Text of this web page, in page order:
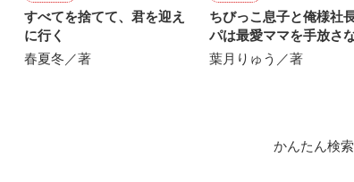
すべてを捨てて、君を迎え
に行く
春夏冬／著
ちびっこ息子と俺様社
パは最愛ママを手放さ
葉月りゅう／著
かんたん検